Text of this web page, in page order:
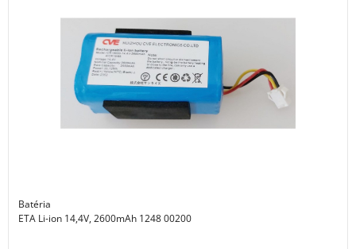
Batéria
ETA Li-ion 14,4V, 2600mAh 1248 00200